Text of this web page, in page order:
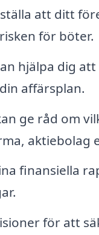
att ditt
för böter.
hjälpa dig
affärsplan.
ge råd om
aktiebolag
finansiella
för att